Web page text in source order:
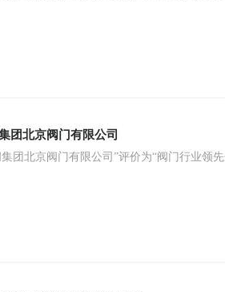
团北京阀门有限公司
集团北京阀门有限公司”评价为“阀门行业领